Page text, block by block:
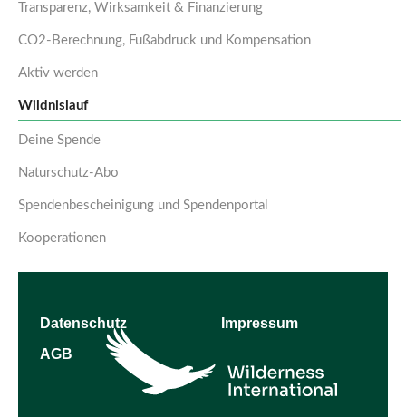
Transparenz, Wirksamkeit & Finanzierung
CO2-Berechnung, Fußabdruck und Kompensation
Aktiv werden
Wildnislauf
Deine Spende
Naturschutz-Abo
Spendenbescheinigung und Spendenportal
Kooperationen
Datenschutz
Impressum
AGB